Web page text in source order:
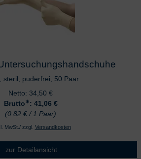
steril, puderfrei, 50 Paar
Netto: 34,50 €
Brutto∗: 41,06 €
(0.82 € / 1 Paar)
MwSt./ zzgl. Versandkosten
zur Detailansicht